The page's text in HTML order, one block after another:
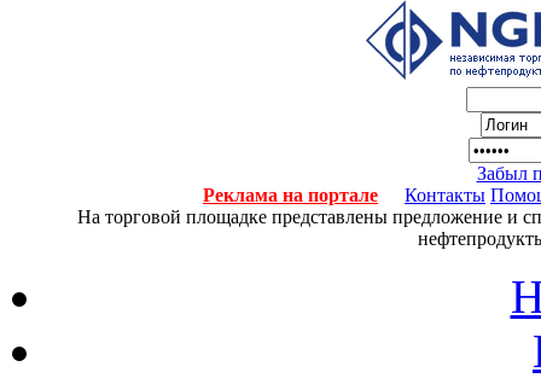
Забыл
Реклама на портале
Контакты
На торговой площадке представлены предложение и